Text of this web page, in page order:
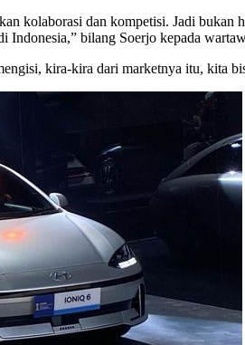
kolaborasi dan kompetisi. Jadi
bilang Soerjo kepada
kira-kira dari marketnya itu, kita